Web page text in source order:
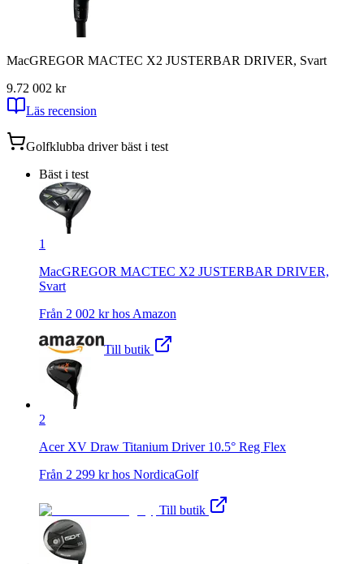
MacGREGOR MACTEC X2 JUSTERBAR DRIVER, Svart
9.72 002 kr
Läs recension
Golfklubba driverbäst i test
Bäst i test
1
MacGREGOR MACTEC X2 JUSTERBAR DRIVER,
Svart
Från 2 002 kr hos Amazon
Till butik
2
Acer XV Draw Titanium Driver 10.5° Reg Flex
Från 2 299 kr hos NordicaGolf
Till butik